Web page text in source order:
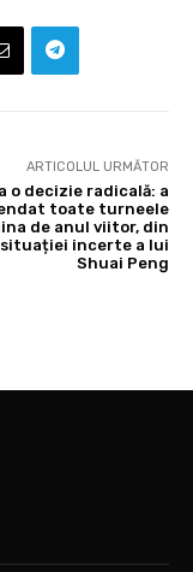
ARTICOLUL URMĂTOR
o decizie radicală: a
toate turneele
de anul viitor, din
incerte a lui
Shuai Peng